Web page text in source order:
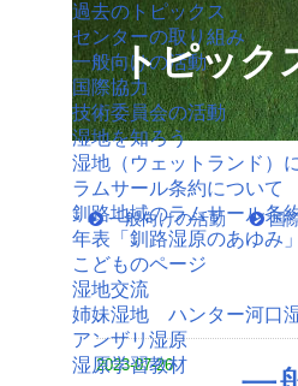
過去のトピックス
センターの取り組み
一般向けの活動
国際協力
技術委員会の活動
湿地を知ろう
湿地（ウェットランド）
ラムサール条約について
釧路地域のラムサール条
年表「釧路湿原のあゆみ」
こどものページ
湿地交流
姉妹湿地 ハンター河口
アンザリ湿原
湿原学習教材
トピック
一般向けの活動 国
2023-07-26